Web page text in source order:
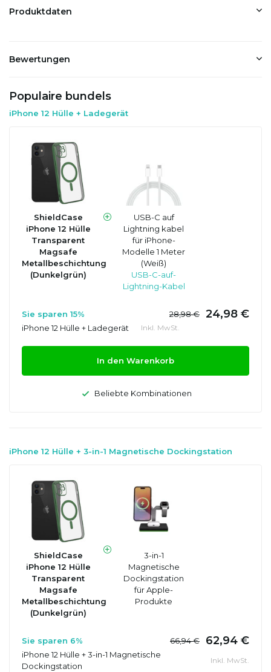
Produktdaten
Bewertungen
Populaire bundels
iPhone 12 Hülle + Ladegerät
ShieldCase
iPhone 12 Hülle
Transparent
Magsafe
Metallbeschichtung
(Dunkelgrün)
USB-C auf
Lightning kabel
für iPhone-
Modelle 1 Meter
(Weiß)
USB-C-auf-
Lightning-Kabel
Sie sparen 15% 28,98 € 24,98 €
iPhone 12 Hülle + Ladegerät Inkl. MwSt.
In den Warenkorb
Beliebte Kombinationen
iPhone 12 Hülle + 3-in-1 Magnetische Dockingstation
ShieldCase
iPhone 12 Hülle
Transparent
Magsafe
Metallbeschichtung
(Dunkelgrün)
3-in-1
Magnetische
Dockingstation
für Apple-
Produkte
Sie sparen 6% 66,94 € 62,94 €
iPhone 12 Hülle + 3-in-1 Magnetische
Dockingstation
Inkl. MwSt.